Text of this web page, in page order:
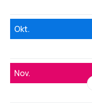
Okt.
Nov.